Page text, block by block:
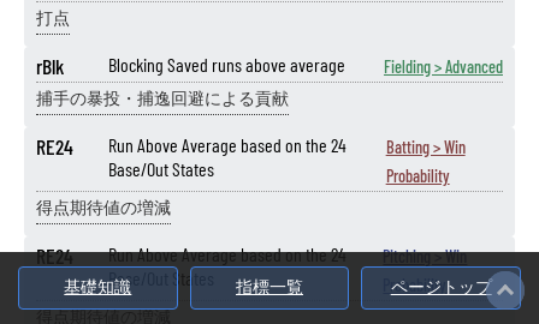
打点
rBlk Blocking Saved runs above average Fielding > Advanced
捕手の暴投・捕逸回避による貢献
RE24
Run Above Average based on the 24
Base/Out States
Batting > Win
Probability
得点期待値の増減
RE24
Run Above Average based on the 24
Base/Out States
Pitching > Win
Probability
得点期待値の増減
基礎知識 指標一覧 ページトップ